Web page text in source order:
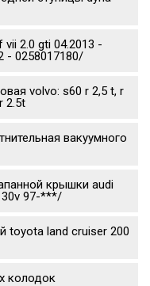
2.0 gti 04.2013 -
- 0258017180/
volvo: s60 r 2,5 t, r
2.5t
вакуумного
крышки audi
30v 97-***/
toyota land cruiser 200
колодок